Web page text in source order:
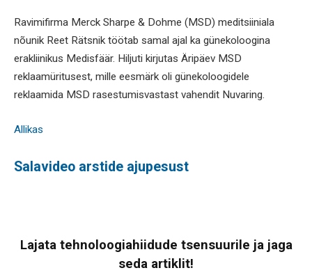
Ravimifirma Merck Sharpe & Dohme (MSD) meditsiiniala
nõunik Reet Rätsnik töötab samal ajal ka günekoloogina
erakliinikus Medisfäär. Hiljuti kirjutas Äripäev MSD
reklaamüritusest, mille eesmärk oli günekoloogidele
reklaamida MSD rasestumisvastast vahendit Nuvaring.
Allikas
Salavideo arstide ajupesust
Lajata tehnoloogiahiidude tsensuurile ja jaga
seda artiklit!